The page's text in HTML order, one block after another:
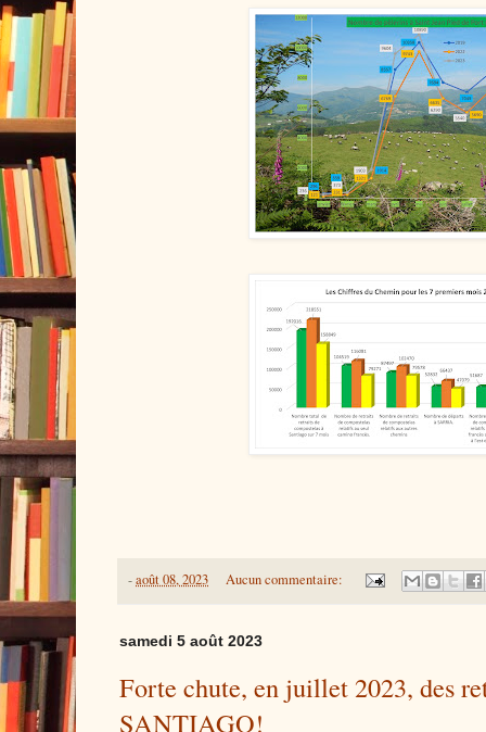
-août 08, 2023 Aucun commentaire:
samedi 5 août 2023
Forte chute, en juillet 2023, des
SANTIAGO!